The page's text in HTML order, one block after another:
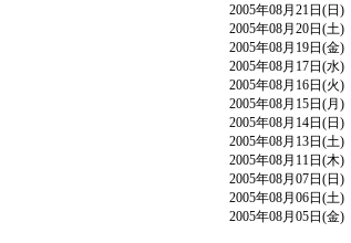
2005年08月21日(日)
2005年08月20日(土)
2005年08月19日(金)
2005年08月17日(水)
2005年08月16日(火)
2005年08月15日(月)
2005年08月14日(日)
2005年08月13日(土)
2005年08月11日(木)
2005年08月07日(日)
2005年08月06日(土)
2005年08月05日(金)